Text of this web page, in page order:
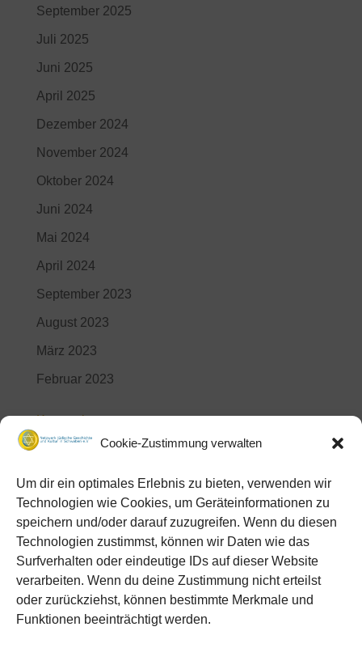
Cookie-Zustimmung verwalten
Um dir ein optimales Erlebnis zu bieten, verwenden wir
Technologien wie Cookies, um Geräteinformationen zu
speichern und/oder darauf zuzugreifen. Wenn du diesen
Technologien zustimmst, können wir Daten wie das
Surfverhalten oder eindeutige IDs auf dieser Website
verarbeiten. Wenn du deine Zustimmung nicht erteilst
oder zurückziehst, können bestimmte Merkmale und
Funktionen beeinträchtigt werden.
September 2025
Juli 2025
Juni 2025
April 2025
Dezember 2024
November 2024
Oktober 2024
Juni 2024
Mai 2024
April 2024
September 2023
August 2023
März 2023
Februar 2023
Kategorien
Aktuelles
Meta
Anmelden
Eintrags-Feed
Kommentar-Feed
WordPress.org